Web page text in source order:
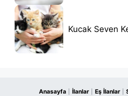
Kucak Seven
Anasayfa İlanlar Eş İlanlar